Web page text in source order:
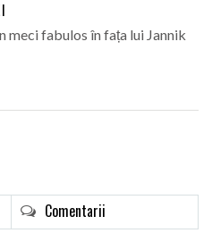
fabulos în fața lui Jannik
Comentarii